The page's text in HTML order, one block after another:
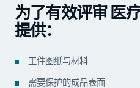
为了有效评审 医
提供：
工件图纸与材料
需要保护的成品表面